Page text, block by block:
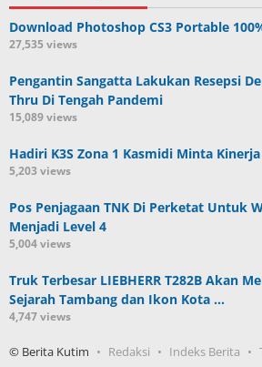
Download Photoshop CS3 Portable
27,535 views
Pengantin Sangatta Lakukan Resepsi
Thru Di Tengah Pandemi
15,089 views
Hadiri K3S Zona 1 Kasmidi Minta
5,203 views
Pos Penjagaan TNK Di Perketat Untuk
Menjadi Level 4
5,004 views
Truk Terbesar LIEBHERR T282B Akan
Sejarah Tambang dan Ikon Kota …
4,747 views
© Berita Kutim Redaksi Indeks Berita